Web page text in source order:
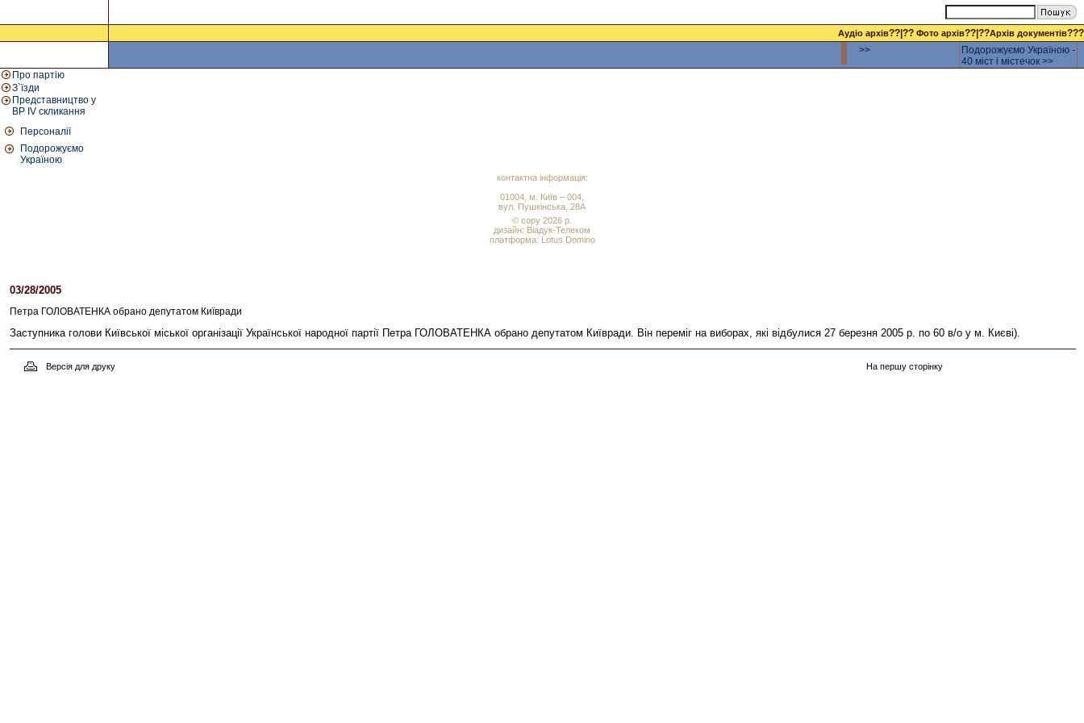
Аудіо архів??|?? Фото архів??|??Архів документів???
>>
Подорожуємо Україною -
40 міст і містечок >>
Про партію
З`їзди
Представництво у
ВР IV скликання
Персоналії
Подорожуємо
Україною
контактна інформація:
01004, м. Київ – 004,
вул. Пушкінська, 28А
© copy 2026 р.
дизайн: Віадук-Телеком
платформа: Lotus Domino
03/28/2005
Петра ГОЛОВАТЕНКА обрано депутатом Київради
Заступника голови Київської міської організації Української народної партії Петра ГОЛОВАТЕНКА обрано депутатом Київради. Він переміг на виборах, які відбулися 27 березня 2005 р. по 60 в/о у м. Києві).
Версія для друку На першу сторінку